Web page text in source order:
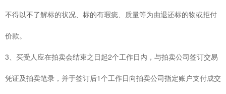
不得以不了解标的状况、标的有瑕疵、质量等为由退还标的物或拒付
价款。
3、买受人应在拍卖会结束之日起2个工作日内，与拍卖公司签订交易
凭证及拍卖笔录，并于签订后1个工作日向拍卖公司指定账户支付成交